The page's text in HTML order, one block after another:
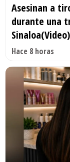
Asesinan a
durante una
Sinaloa(Video)
Hace 8 horas